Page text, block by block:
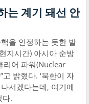
는 계기 돼선 안
을 인정하는 듯한 발
지시간) 아시아 순방
리어 파워(Nuclear
밝혔다. ‘북한이 자
서겠다는데, 여기에
다.